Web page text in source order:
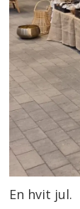
En hvit jul.